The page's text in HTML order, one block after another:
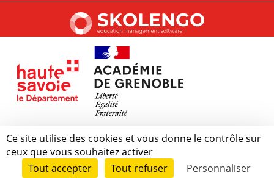
Ce site utilise des cookies et vous donne le contrôle sur
ceux que vous souhaitez activer
Tout accepter
Tout refuser Personnaliser